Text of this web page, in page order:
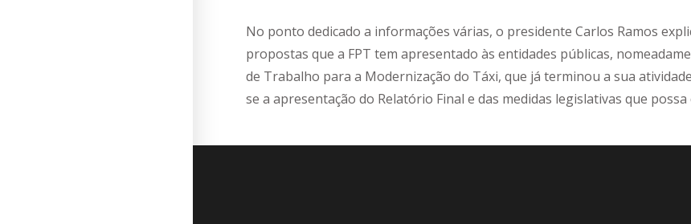
No ponto dedicado a informações várias, o presidente Carlos Ramos
propostas que a FPT tem apresentado às entidades públicas,
de Trabalho para a Modernização do Táxi, que já terminou a sua
se a apresentação do Relatório Final e das medidas legislativas que